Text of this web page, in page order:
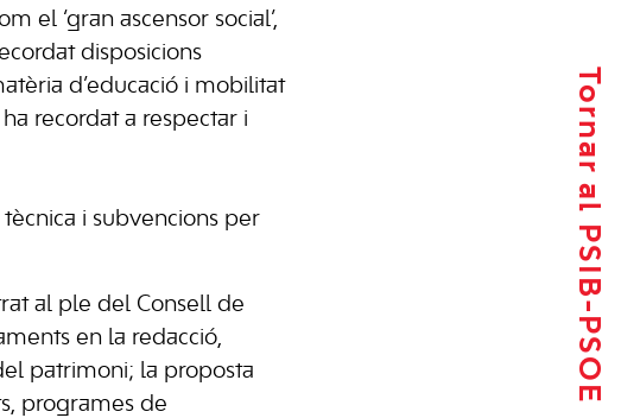
Tornar al PSIB-PSOE
el ‘gran ascensor social’,
disposicions
d’educació i mobilitat
recordat a respectar i
i subvencions per
al ple del Consell de
en la redacció,
patrimoni; la proposta
programes de